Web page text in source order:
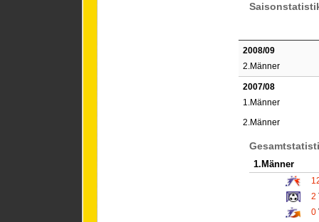
2008/09
2.Männer
2007/08
1.Männer
2.Männer
1.Männer
2
0